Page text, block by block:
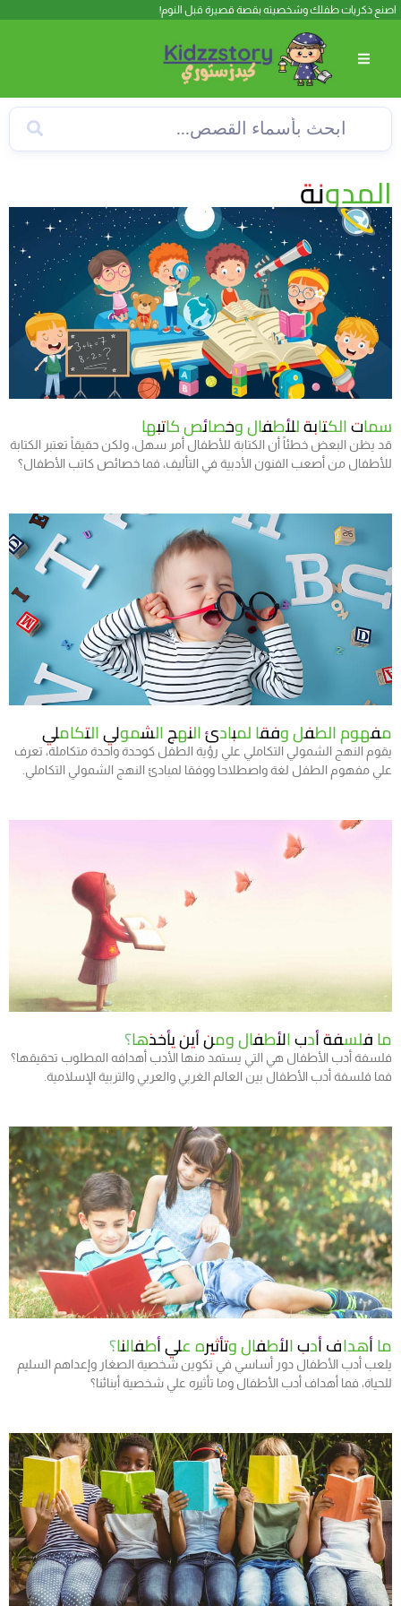
اصنع ذكريات طفلك وشخصيته بقصة قصيرة قبل النوم!
المدونة
سمات الكتابة للأطفال وخصائص كاتبها
قد يظن البعض خطئاً أن الكتابة للأطفال أمر سهل، ولكن حقيقاً تعتبر الكتابة
للأطفال من أصعب الفنون الأدبية في التأليف، فما خصائص كاتب الأطفال؟
مفهوم الطفل وفقا لمبادئ النهج الشمولي التكاملي
يقوم النهج الشمولي التكاملي علي رؤية الطفل كوحدة واحدة متكاملة، تعرف
علي مفهوم الطفل لغة واصطلاحا ووفقا لمبادئ النهج الشمولي التكاملي.
ما فلسفة أدب الأطفال ومن أين يأخذها؟
فلسفة أدب الأطفال هي التي يستمد منها الأدب أهدافه المطلوب تحقيقها؟
فما فلسفة أدب الأطفال بين العالم الغربي والعربي والتربية الإسلامية.
ما أهداف أدب الأطفال وتأثيره علي أطفالنا؟
يلعب أدب الأطفال دور أساسي في تكوين شخصية الصغار وإعداهم السليم
للحياة، فما أهداف أدب الأطفال وما تأثيره علي شخصية أبنائنا؟